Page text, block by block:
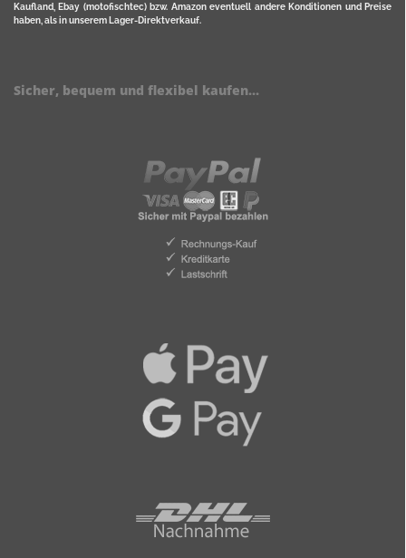
Kaufland, Ebay (motofischtec) bzw. Amazon eventuell andere Konditionen und Preise
haben, als in unserem Lager-Direktverkauf.
Sicher, bequem und flexibel kaufen...